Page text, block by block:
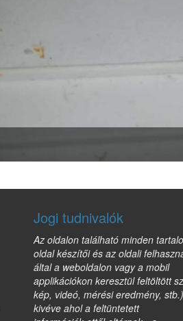
Jogi tudnivalók
Az oldalon található minden
oldal készítői és az oldali
által a weboldalon vagy a mobil
applikációkon keresztül feltöltött
kép, videó, mérési eredmény,
kivéve ahol a feltüntetett